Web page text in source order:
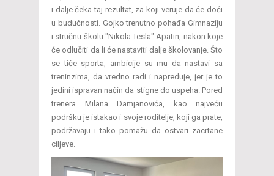
i dalje čeka taj rezultat, za koji veruje da će doći
u budućnosti. Gojko trenutno pohađa Gimnaziju
i stručnu školu "Nikola Tesla" Apatin, nakon koje
će odlučiti da li će nastaviti dalje školovanje. Što
se tiče sporta, ambicije su mu da nastavi sa
treninzima, da vredno radi i napreduje, jer je to
jedini ispravan način da stigne do uspeha. Pored
trenera Milana Damjanovića, kao najveću
podršku je istakao i svoje roditelje, koji ga prate,
podržavaju i tako pomažu da ostvari zacrtane
ciljeve.